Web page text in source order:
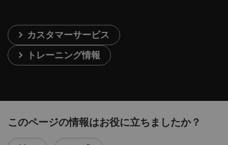
カスタマーサービス
トレーニング情報
このページの情報はお役に立ちましたか？